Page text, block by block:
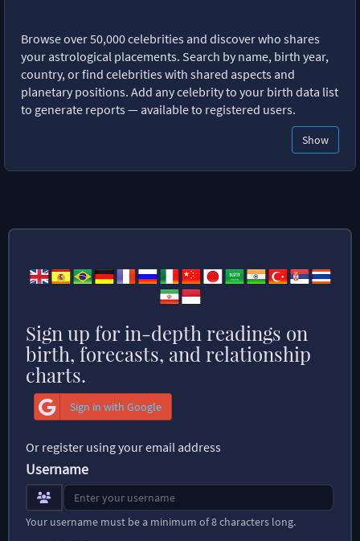
Browse over 50,000 celebrities and discover who shares
your astrological placements. Search by name, birth year,
country, or find celebrities with shared aspects and
planetary positions. Add any celebrity to your birth data list
to generate reports — available to registered users.
Show
Sign up for in-depth readings on
birth, forecasts, and relationship
charts.
Sign in with Google
Or register using your email address
Username
Your username must be a minimum of 8 characters long.